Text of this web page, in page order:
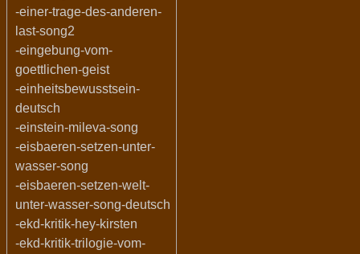
-einer-trage-des-anderen-
last-song2
-eingebung-vom-
goettlichen-geist
-einheitsbewusstsein-
deutsch
-einstein-mileva-song
-eisbaeren-setzen-unter-
wasser-song
-eisbaeren-setzen-welt-
unter-wasser-song-deutsch
-ekd-kritik-hey-kirsten
-ekd-kritik-trilogie-vom-